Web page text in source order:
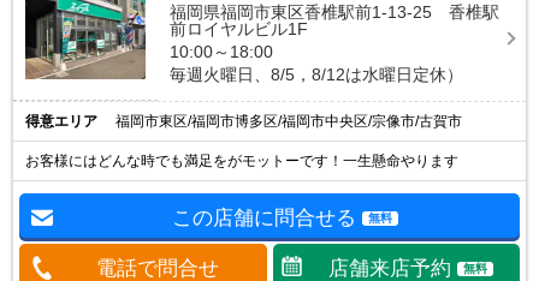
福岡県福岡市東区香椎駅前1-13-25 香椎駅
前ロイヤルビル1F
10:00～18:00
毎週火曜日、8/5，8/12は水曜日定休）
得意エリア 福岡市東区/福岡市博多区/福岡市中央区/宗像市/古賀市
お客様にはどんな時でも満足をがモットーです！一生懸命やります
この店舗に問合せる 無料
電話で問合せ 店舗来店予約 無料